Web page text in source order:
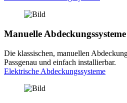
Manuelle Abdeckungs­systeme
Die klassischen, manuellen
Passgenau und einfach installierbar.
Elektrische Abdeckungssysteme